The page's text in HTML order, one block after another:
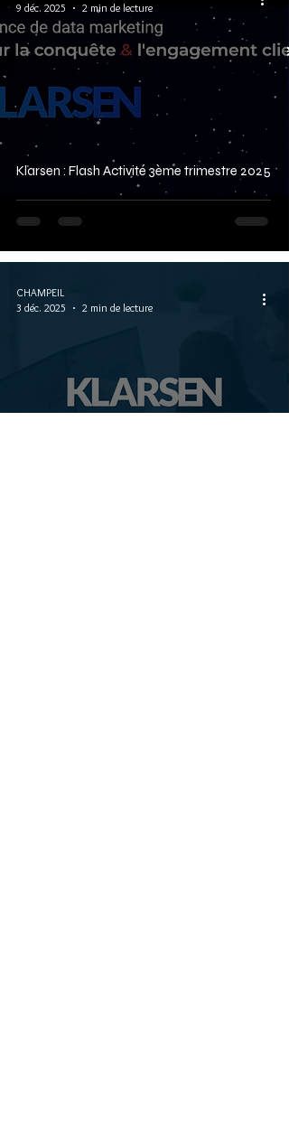
Klarsen : Flash Activité 3ème trimestre 2025
9 déc. 2025
2 min de lecture
CHAMPEIL
3 déc. 2025
2 min de lecture